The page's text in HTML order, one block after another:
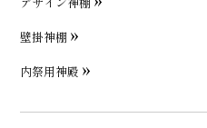
壁掛神棚
内祭用神殿